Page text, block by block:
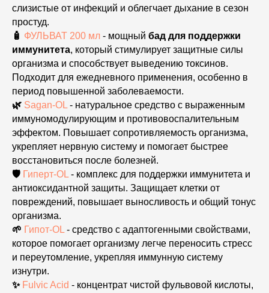
слизистые от инфекций и облегчает дыхание в сезон
простуд.
🧴 ФУЛЬВАТ 200 мл - мощный бад для поддержки
иммунитета, который стимулирует защитные силы
организма и способствует выведению токсинов.
Подходит для ежедневного применения, особенно в
период повышенной заболеваемости.
🌿 Sagan-OL - натуральное средство с выраженным
иммуномодулирующим и противовоспалительным
эффектом. Повышает сопротивляемость организма,
укрепляет нервную систему и помогает быстрее
восстановиться после болезней.
🛡 Гиперт-OL - комплекс для поддержки иммунитета и
антиоксидантной защиты. Защищает клетки от
повреждений, повышает выносливость и общий тонус
организма.
🌱 Гипот-OL - средство с адаптогенными свойствами,
которое помогает организму легче переносить стресс
и переутомление, укрепляя иммунную систему
изнутри.
✨ Fulvic Acid - концентрат чистой фульвовой кислоты,